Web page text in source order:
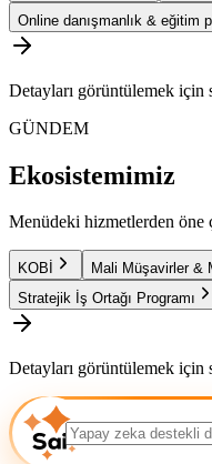
Online danışmanlık & eğitim
Detayları görüntülemek için
GÜNDEM
Ekosistemimiz
Menüdeki hizmetlerden öne
KOBİ
Mali Müşavirler &
Stratejik İş Ortağı Programı
Detayları görüntülemek için